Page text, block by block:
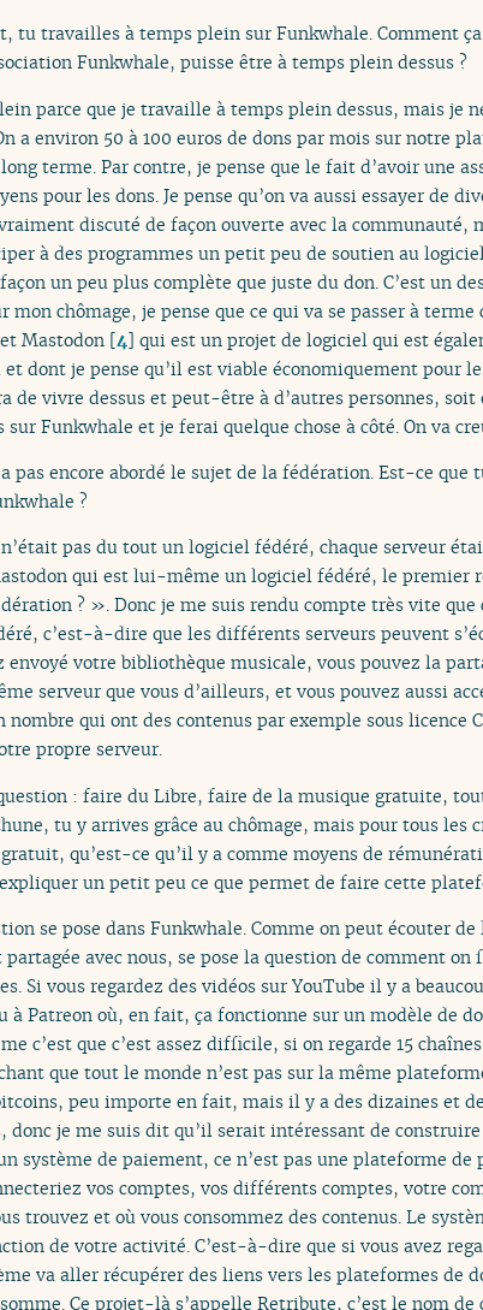
tu travailles à temps plein sur Funkwhale. Comment
Funkwhale, puisse être à temps plein dessus ?
parce que je travaille à temps plein dessus, mais je
a environ 50 à 100 euros de dons par mois sur notre
terme. Par contre, je pense que le fait d’avoir une
pour les dons. Je pense qu’on va aussi essayer de
vraiment discuté de façon ouverte avec la
à des programmes un petit peu de soutien au
un peu plus complète que juste du don. C’est un
chômage, je pense que ce qui va se passer à
Mastodon [4] qui est un projet de logiciel qui est
dont je pense qu’il est viable économiquement pour
vivre dessus et peut-être à d’autres personnes,
Funkwhale et je ferai quelque chose à côté. On va
pas encore abordé le sujet de la fédération. Est-ce
?
pas du tout un logiciel fédéré, chaque serveur
qui est lui-même un logiciel fédéré, le premier
? ». Donc je me suis rendu compte très vite que
c’est-à-dire que les différents serveurs peuvent
envoyé votre bibliothèque musicale, vous pouvez la
serveur que vous d’ailleurs, et vous pouvez aussi
qui ont des contenus par exemple sous licence
propre serveur.
: faire du Libre, faire de la musique gratuite,
tu y arrives grâce au chômage, mais pour tous les
qu’est-ce qu’il y a comme moyens de
un petit peu ce que permet de faire cette
se pose dans Funkwhale. Comme on peut écouter
avec nous, se pose la question de comment
Si vous regardez des vidéos sur YouTube il y a
Patreon où, en fait, ça fonctionne sur un modèle de
c’est que c’est assez difficile, si on regarde 15
que tout le monde n’est pas sur la même
peu importe en fait, mais il y a des dizaines et
je me suis dit qu’il serait intéressant de
système de paiement, ce n’est pas une plateforme
vos comptes, vos différents comptes, votre
trouvez et où vous consommez des contenus. Le
de votre activité. C’est-à-dire que si vous avez
va aller récupérer des liens vers les plateformes de
Ce projet-là s’appelle Retribute, c’est le nom de